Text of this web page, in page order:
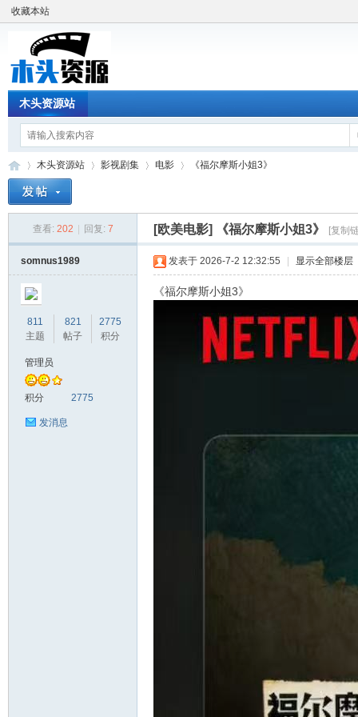
收藏本站
木头资源站
木头资源站
›
影视剧集 电影
›
《福尔摩斯小姐3》
查看: 202 回复: 7 [欧美电影] 《福尔摩斯小姐3》 [复制
somnus1989
811
主题
821
帖子
2775
积分
管理员
积分 2775
发消息
发表于 2026-7-2 12:32:55 显示全部楼层
《福尔摩斯小姐3》